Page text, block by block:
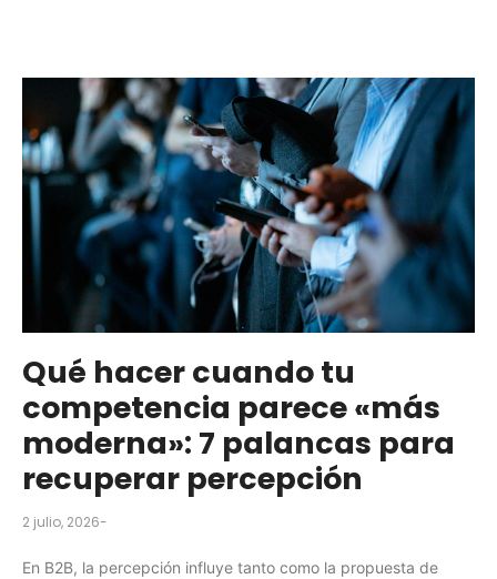
Qué hacer cuando tu
competencia parece «más
moderna»: 7 palancas para
recuperar percepción
2 julio, 2026-
En B2B, la percepción influye tanto como la propuesta de